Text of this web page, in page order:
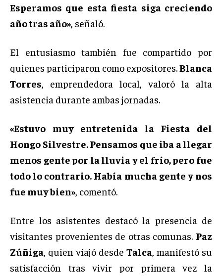
Esperamos que esta fiesta siga creciendo
año tras año» , señaló.
El entusiasmo también fue compartido por
quienes participaron como expositores.Blanca
Torres , emprendedora local, valoró la alta
asistencia durante ambas jornadas.
«Estuvo muy entretenida la Fiesta del
Hongo Silvestre. Pensamos que iba a llegar
menos gente por la lluvia y el frío, pero fue
todo lo contrario. Había mucha gente y nos
fue muy bien» , comentó.
Entre los asistentes destacó la presencia de
visitantes provenientes de otras comunas. Paz
Zúñiga , quien viajó desde Talca , manifestó su
satisfacción tras vivir por primera vez la